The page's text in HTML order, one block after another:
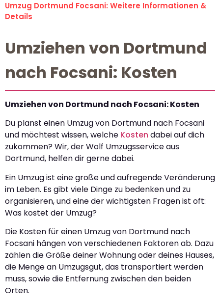
Umzug Dortmund Focsani: Weitere Informationen &
Details
Umziehen von Dortmund
nach Focsani: Kosten
Umziehen von Dortmund nach Focsani: Kosten
Du planst einen Umzug von Dortmund nach Focsani
und möchtest wissen, welche Kosten dabei auf dich
zukommen? Wir, der Wolf Umzugsservice aus
Dortmund, helfen dir gerne dabei.
Ein Umzug ist eine große und aufregende Veränderung
im Leben. Es gibt viele Dinge zu bedenken und zu
organisieren, und eine der wichtigsten Fragen ist oft:
Was kostet der Umzug?
Die Kosten für einen Umzug von Dortmund nach
Focsani hängen von verschiedenen Faktoren ab. Dazu
zählen die Größe deiner Wohnung oder deines Hauses,
die Menge an Umzugsgut, das transportiert werden
muss, sowie die Entfernung zwischen den beiden
Orten.